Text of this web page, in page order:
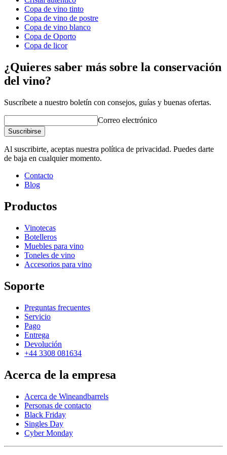
Diámetro (cm)7
Capacidad (cl)28
Copa de vino tinto
Copa de vino de postre
Copa de vino blanco
Copa de Oporto
Copa de licor
¿Quieres saber más sobre la conservación
del vino?
Suscríbete a nuestro boletín con consejos, guías y buenas ofertas.
Correo electrónico
Suscribirse
Al suscribirte, aceptas nuestra política de privacidad. Puedes darte
de baja en cualquier momento.
Contacto
Blog
Productos
Vinotecas
Botelleros
Muebles para vino
Toneles de vino
Accesorios para vino
Soporte
Preguntas frecuentes
Servicio
Pago
Entrega
Devolución
+44 3308 081634
Acerca de la empresa
Acerca de Wineandbarrels
Personas de contacto
Black Friday
Singles Day
Cyber Monday